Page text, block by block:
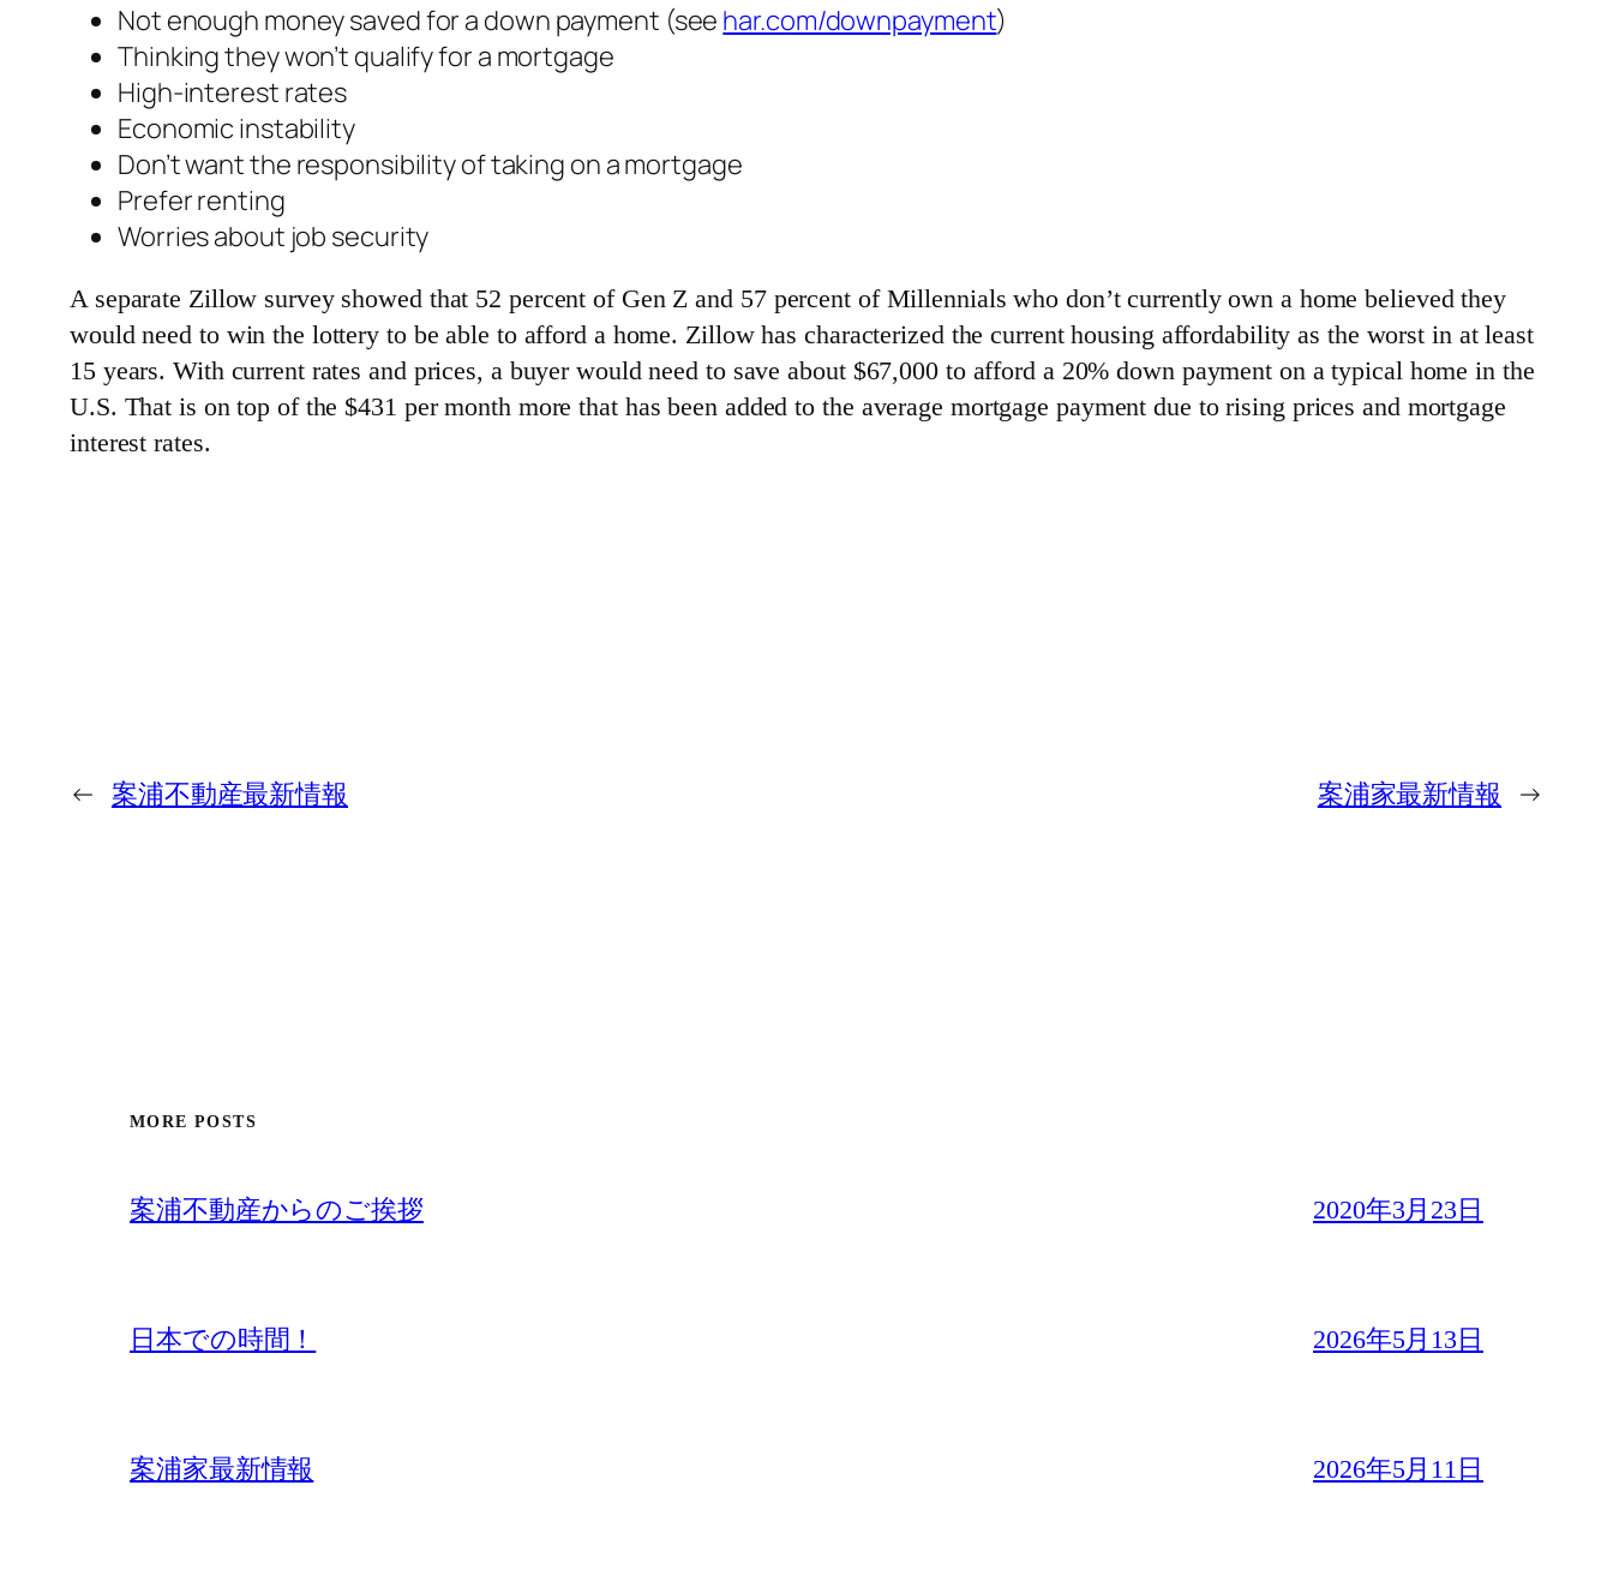
Not enough money saved for a down payment (see har.com/downpayment)
Thinking they won’t qualify for a mortgage
High-interest rates
Economic instability
Don’t want the responsibility of taking on a mortgage
Prefer renting
Worries about job security
​​​​​​​A separate Zillow survey showed that 52 percent of Gen Z and 57 percent of Millennials who don’t currently own a home believed they
would need to win the lottery to be able to afford a home. Zillow has characterized the current housing affordability as the worst in at least
15 years. With current rates and prices, a buyer would need to save about $67,000 to afford a 20% down payment on a typical home in the
U.S. That is on top of the $431 per month more that has been added to the average mortgage payment due to rising prices and mortgage
interest rates.
← 案浦不動産最新情報 案浦家最新情報 →
MORE POSTS
案浦不動産からのご挨拶 2020年3月23日
日本での時間！ 2026年5月13日
案浦家最新情報 2026年5月11日